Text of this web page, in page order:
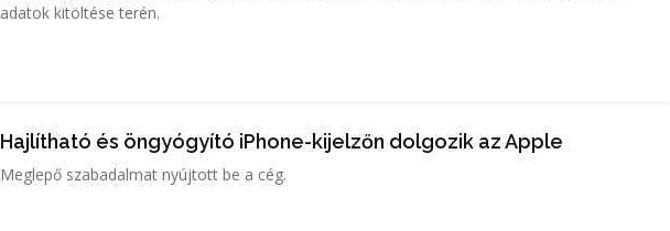
adatok kitöltése terén.
Hajlítható és öngyógyító iPhone-kijelzőn dolgozik az Apple
Meglepő szabadalmat nyújtott be a cég.